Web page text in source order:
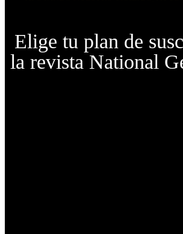
Elige tu plan de
la revista National